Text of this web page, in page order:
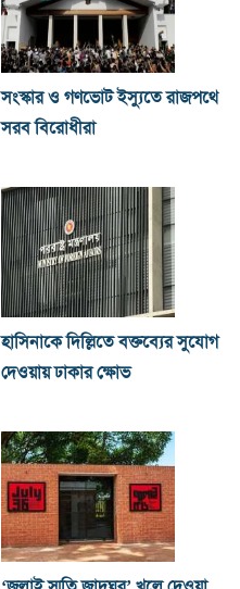
সংস্কার ও গণভোট ইস্যুতে রাজপথে
সরব বিরোধীরা
হাসিনাকে দিল্লিতে বক্তব্যের সুযোগ
দেওয়ায় ঢাকার ক্ষোভ